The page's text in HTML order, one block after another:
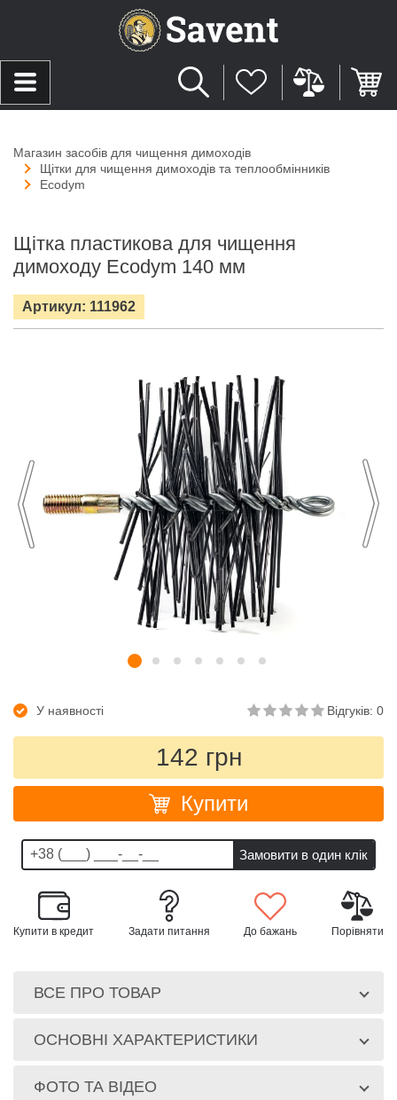
Магазин засобів для чищення димоходів
Щітки для чищення димоходів та теплообмінників
Ecodym
Щітка пластикова для чищення
димоходу Ecodym 140 мм
Артикул: 111962
У наявності Відгуків: 0
142 грн
Купити
Купити в кредит Задати питання До бажань Порівняти
ВСЕ ПРО ТОВАР
ОСНОВНІ ХАРАКТЕРИСТИКИ
ФОТО ТА ВІДЕО